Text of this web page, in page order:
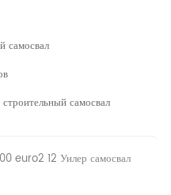
самосвал
строительный самосвал
euro2 12 Уилер самосвал